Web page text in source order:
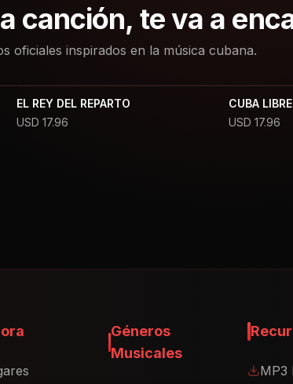
canción, te va a
oficiales inspirados en la música cubana.
EL REY DEL REPARTO
USD 17.96
CUBA
USD 17.96
Géneros
Musicales
MP3